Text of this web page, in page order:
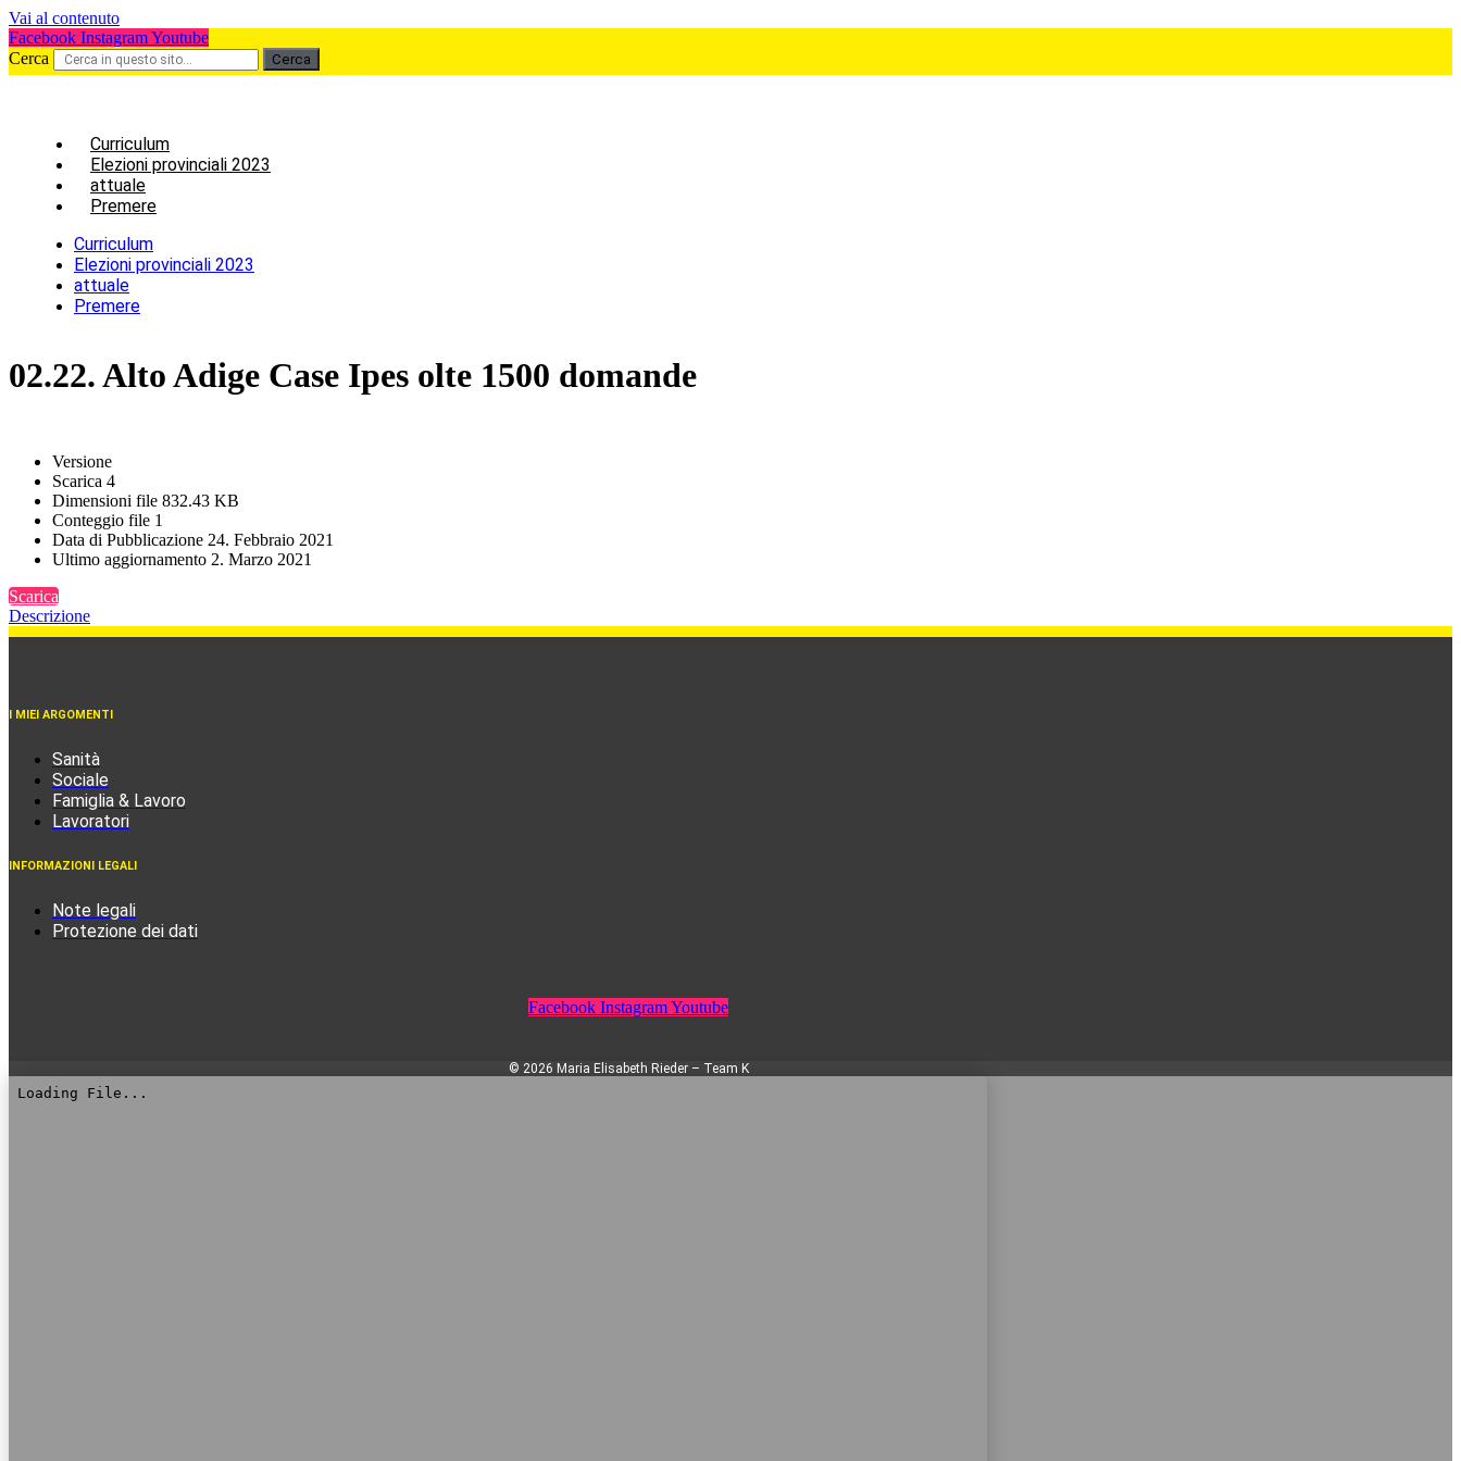
Vai al contenuto
Facebook InstagramYoutube
Cerca
Cerca
Cur­ri­cu­lum
Ele­zio­ni pro­vin­cia­li 2023
attua­le
Pre­me­re
Cur­ri­cu­lum
Ele­zio­ni pro­vin­cia­li 2023
attua­le
Pre­me­re
02.22. Alto Adi­ge Case Ipes olte 1500 domande
Versione
Sca­ri­ca 4
Dimen­sio­ni file 832.43 KB
Cont­eggio file 1
Data di Pubbli­ca­zio­ne 24. Feb­braio 2021
Ulti­mo aggior­na­men­to 2. Mar­zo 2021
Sca­ri­ca
Descri­zio­ne
I MIEI ARGOMENTI
Sanità
Sociale
Famiglia & Lavoro
Lavoratori
INFORMAZIONI LEGALI
Note legali
Protezione dei dati
Facebook InstagramYoutube
© 2026 Maria Elisabeth Rieder – Team K